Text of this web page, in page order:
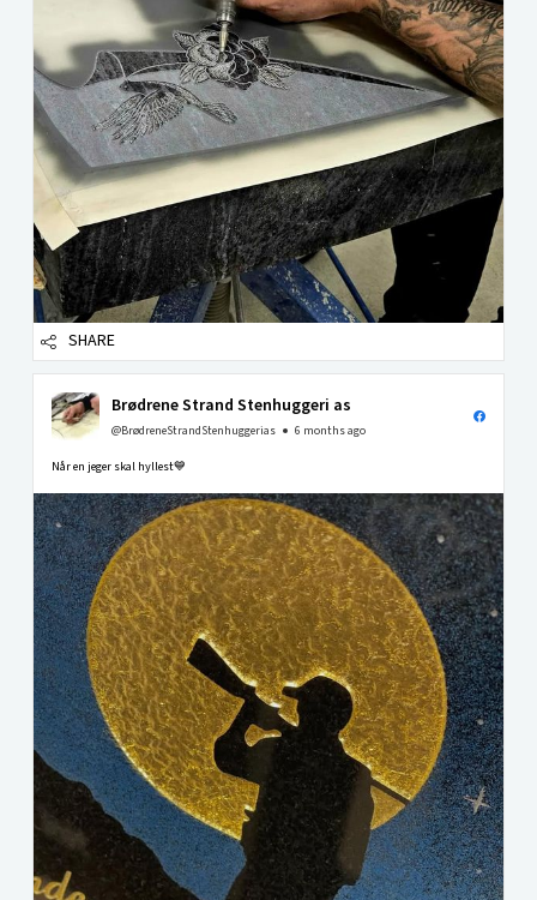
SHARE
Brødrene Strand Stenhuggeri as
@BrødreneStrandStenhuggerias 6 months ago
Når en jeger skal hyllest💙